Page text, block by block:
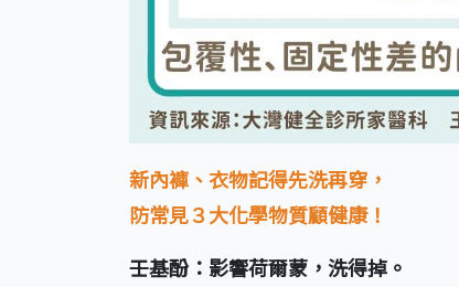
新內褲、衣物記得先洗再穿，
防常見３大化學物質顧健康！
壬基酚：影響荷爾蒙，洗得掉。